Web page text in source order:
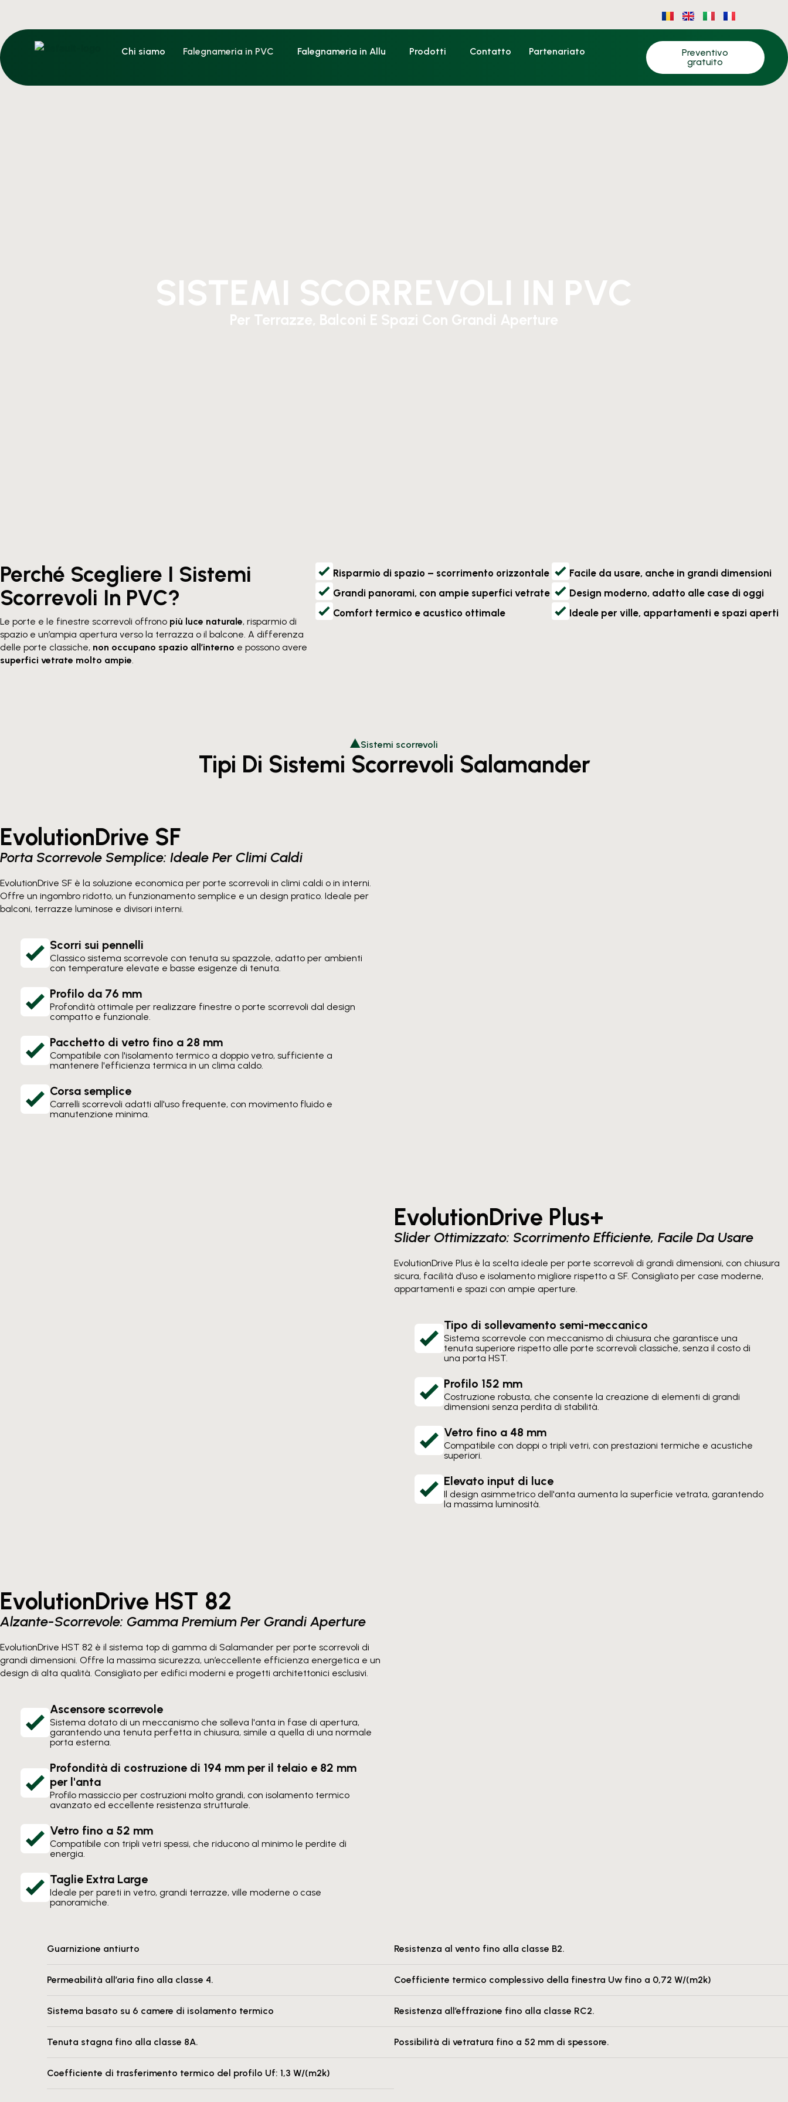
Chi siamo Falegnameria in PVC Falegnameria in Allu Prodotti Contatto Partenariato
Preventivo
gratuito
SISTEMI SCORREVOLI IN PVC
Per Terrazze, Balconi E Spazi Con Grandi Aperture
Perché Scegliere I Sistemi
Scorrevoli In PVC?
Le porte e le finestre scorrevoli offrono più luce naturale, risparmio di
spazio e un’ampia apertura verso la terrazza o il balcone. A differenza
delle porte classiche, non occupano spazio all’interno e possono avere
superfici vetrate molto ampie.
Risparmio di spazio – scorrimento orizzontale
Grandi panorami, con ampie superfici vetrate
Comfort termico e acustico ottimale
Facile da usare, anche in grandi dimensioni
Design moderno, adatto alle case di oggi
Ideale per ville, appartamenti e spazi aperti
Sistemi scorrevoli
Tipi Di Sistemi Scorrevoli Salamander
EvolutionDrive SF
Porta Scorrevole Semplice: Ideale Per Climi Caldi
EvolutionDrive SF è la soluzione economica per porte scorrevoli in climi caldi o in interni.
Offre un ingombro ridotto, un funzionamento semplice e un design pratico. Ideale per
balconi, terrazze luminose e divisori interni.
Scorri sui pennelli
Classico sistema scorrevole con tenuta su spazzole, adatto per ambienti
con temperature elevate e basse esigenze di tenuta.
Profilo da 76 mm
Profondità ottimale per realizzare finestre o porte scorrevoli dal design
compatto e funzionale.
Pacchetto di vetro fino a 28 mm
Compatibile con l'isolamento termico a doppio vetro, sufficiente a
mantenere l'efficienza termica in un clima caldo.
Corsa semplice
Carrelli scorrevoli adatti all'uso frequente, con movimento fluido e
manutenzione minima.
EvolutionDrive Plus+
Slider Ottimizzato: Scorrimento Efficiente, Facile Da Usare
EvolutionDrive Plus è la scelta ideale per porte scorrevoli di grandi dimensioni, con chiusura
sicura, facilità d’uso e isolamento migliore rispetto a SF. Consigliato per case moderne,
appartamenti e spazi con ampie aperture.
Tipo di sollevamento semi-meccanico
Sistema scorrevole con meccanismo di chiusura che garantisce una
tenuta superiore rispetto alle porte scorrevoli classiche, senza il costo di
una porta HST.
Profilo 152 mm
Costruzione robusta, che consente la creazione di elementi di grandi
dimensioni senza perdita di stabilità.
Vetro fino a 48 mm
Compatibile con doppi o tripli vetri, con prestazioni termiche e acustiche
superiori.
Elevato input di luce
Il design asimmetrico dell'anta aumenta la superficie vetrata, garantendo
la massima luminosità.
EvolutionDrive HST 82
Alzante-Scorrevole: Gamma Premium Per Grandi Aperture
EvolutionDrive HST 82 è il sistema top di gamma di Salamander per porte scorrevoli di
grandi dimensioni. Offre la massima sicurezza, un’eccellente efficienza energetica e un
design di alta qualità. Consigliato per edifici moderni e progetti architettonici esclusivi.
Ascensore scorrevole
Sistema dotato di un meccanismo che solleva l'anta in fase di apertura,
garantendo una tenuta perfetta in chiusura, simile a quella di una normale
porta esterna.
Profondità di costruzione di 194 mm per il telaio e 82 mm
per l'anta
Profilo massiccio per costruzioni molto grandi, con isolamento termico
avanzato ed eccellente resistenza strutturale.
Vetro fino a 52 mm
Compatibile con tripli vetri spessi, che riducono al minimo le perdite di
energia.
Taglie Extra Large
Ideale per pareti in vetro, grandi terrazze, ville moderne o case
panoramiche.
Guarnizione antiurto
Permeabilità all’aria fino alla classe 4.
Sistema basato su 6 camere di isolamento termico
Tenuta stagna fino alla classe 8A.
Coefficiente di trasferimento termico del profilo Uf: 1,3 W/(m2k)
Resistenza al vento fino alla classe B2.
Coefficiente termico complessivo della finestra Uw fino a 0,72 W/(m2k)
Resistenza all’effrazione fino alla classe RC2.
Possibilità di vetratura fino a 52 mm di spessore.